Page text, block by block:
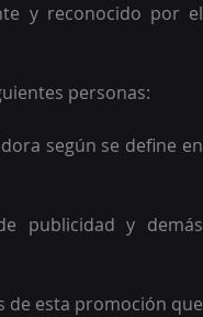
y reconocido por el
personas:
según se define en
publicidad y demás
de esta promoción que